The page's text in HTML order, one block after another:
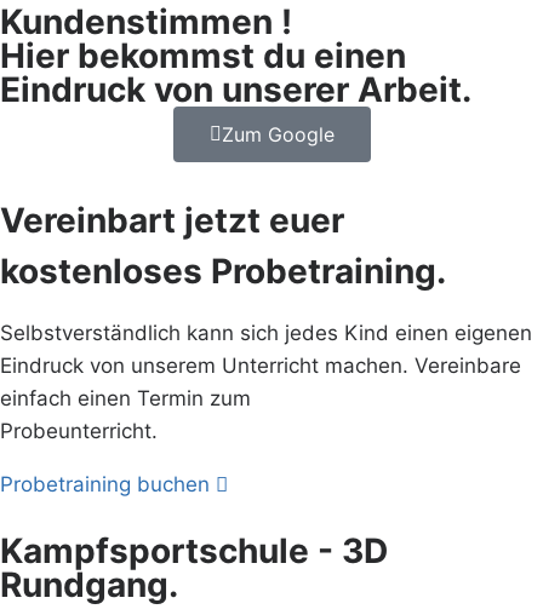
Kundenstimmen !
Hier bekommst du einen
Eindruck von unserer Arbeit.
Zum Google
Vereinbart jetzt euer
kostenloses Probetraining.
Selbstverständlich kann sich jedes Kind einen eigenen
Eindruck von unserem Unterricht machen. Vereinbare
einfach einen Termin zum
Probeunterricht.
Probetraining buchen
Kampfsportschule - 3D
Rundgang.